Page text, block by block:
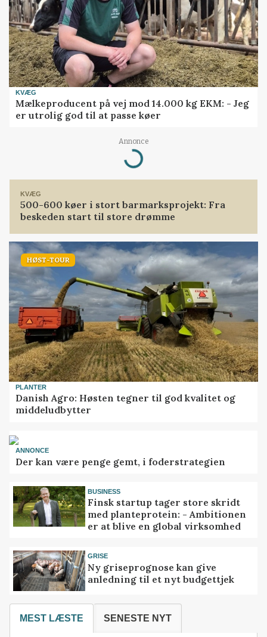
KVÆG
Mælkeproducent på vej mod 14.000 kg EKM: - Jeg
er utrolig god til at passe køer
Annonce
Loading...
KVÆG
500-600 køer i stort barmarksprojekt: Fra
beskeden start til store drømme
HØST-TOUR
PLANTER
Danish Agro: Høsten tegner til god kvalitet og
middeludbytter
ANNONCE
Der kan være penge gemt, i foderstrategien
BUSINESS
Finsk startup tager store skridt
med planteprotein: - Ambitionen
er at blive en global virksomhed
GRISE
Ny griseprognose kan give
anledning til et nyt budgettjek
MEST LÆSTE SENESTE NYT